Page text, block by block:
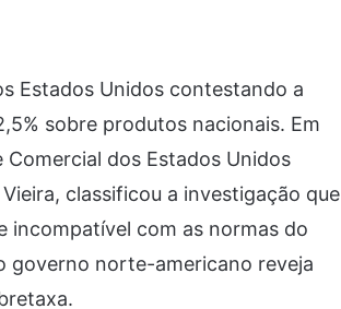
Estados Unidos contestando a
sobre produtos nacionais. Em
dos Estados Unidos
classificou a investigação que
incompatível com as normas do
governo norte-americano reveja